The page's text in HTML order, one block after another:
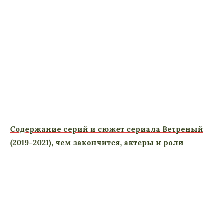
Содержание серий и сюжет сериала Ветреный
(2019-2021), чем закончится, актеры и роли